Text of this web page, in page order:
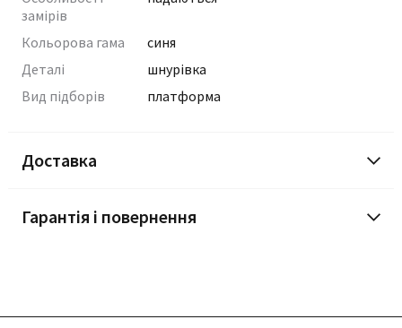
замірів
Кольорова гама
синя
Деталі
шнурівка
Вид підборів
платформа
Доставка
Гарантія і повернення